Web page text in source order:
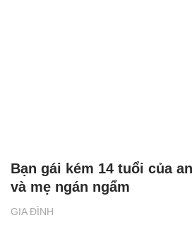
GIA ĐÌNH
Bạn gái kém 14 tuổi của
và mẹ ngán ngẩm